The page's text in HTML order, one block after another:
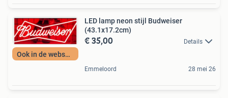
Ook in de webshop
LED lamp neon stijl Budweiser
(43.1x17.2cm)
€ 35,00 Details
Emmeloord 28 mei 26